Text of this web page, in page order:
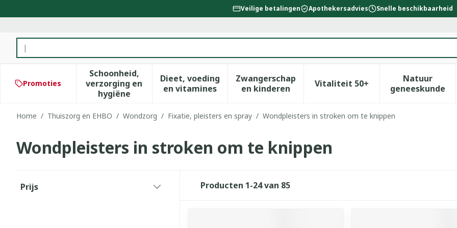
Veilige betalingen Apothekersadvies Snelle beschikbaarheid
Product, merk, categorie...
Promoties
Schoonheid,
verzorging en
hygiëne
Toon submenu voor Schoonheid, verzorging en hygiëne categorie
Dieet, voeding
en vitamines
Toon submenu voor Dieet, voeding en vitamines categorie
Zwangerschap
en kinderenToon submenu voor Zwangerschap en
Vitaliteit 50+Toon submenu voor
Natuur
geneeskunde
Toon
Home / Thuiszorg en EHBO / Wondzorg / Fixatie, pleisters en spray / Wondpleisters in stroken om te knippen
Wondpleisters in stroken om te knippen
Prijs
Producten 1-24van 85